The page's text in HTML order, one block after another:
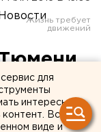
Тюмени
для
интересы
Вся
виде и